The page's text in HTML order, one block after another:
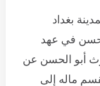
بغداد
في عهد
أبو الحسن عن
ماله إلى